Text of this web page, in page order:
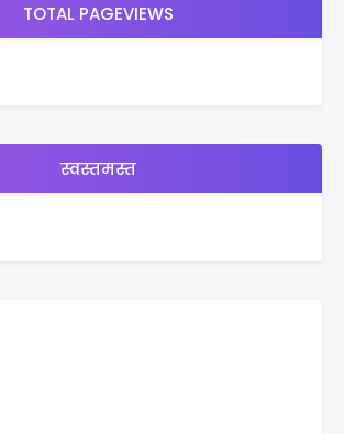
TOTAL PAGEVIEWS
स्वस्तमस्त